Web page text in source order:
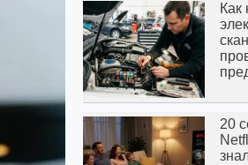
Как
20